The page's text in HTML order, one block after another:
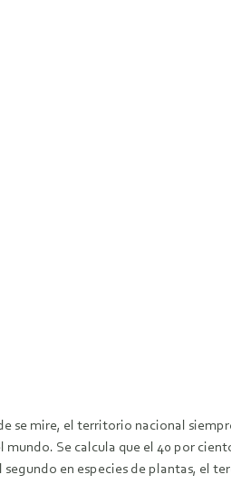
se mire, el territorio nacional
Se calcula que el 40 por
en especies de plantas, el